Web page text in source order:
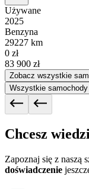
Używane
2025
Benzyna
29227 km
0 zł
83 900 zł
Zobacz wszystkie
Wszystkie samochody
Chcesz
Zapoznaj się z naszą
doświadczenie